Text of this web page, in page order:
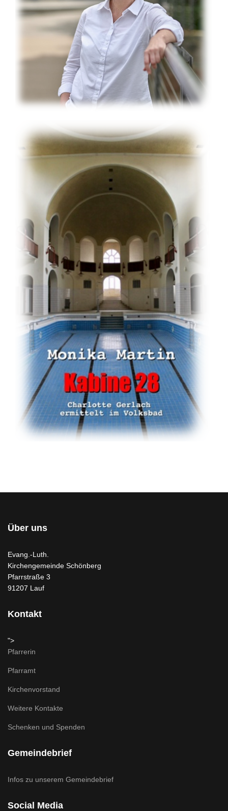
Über uns
Evang.-Luth.
Kirchengemeinde Schönberg
Pfarrstraße 3
91207 Lauf
Kontakt
">
Pfarrerin
Pfarramt
Kirchenvorstand
Weitere Kontakte
Schenken und Spenden
Gemeindebrief
Infos zu unserem Gemeindebrief
Social Media